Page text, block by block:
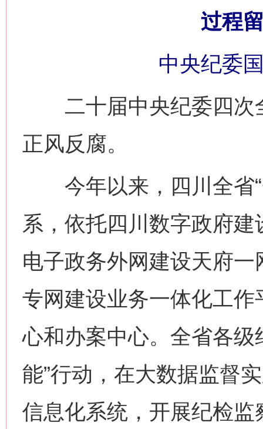
过程
中央纪委
二十届中央纪委四次
正风反腐。
今年以来，四川全省“
系，依托四川数字政府建
电子政务外网建设天府
专网建设业务一体化工
心和办案中心。全省各级
能”行动，在大数据监督
信息化系统，开展纪检监